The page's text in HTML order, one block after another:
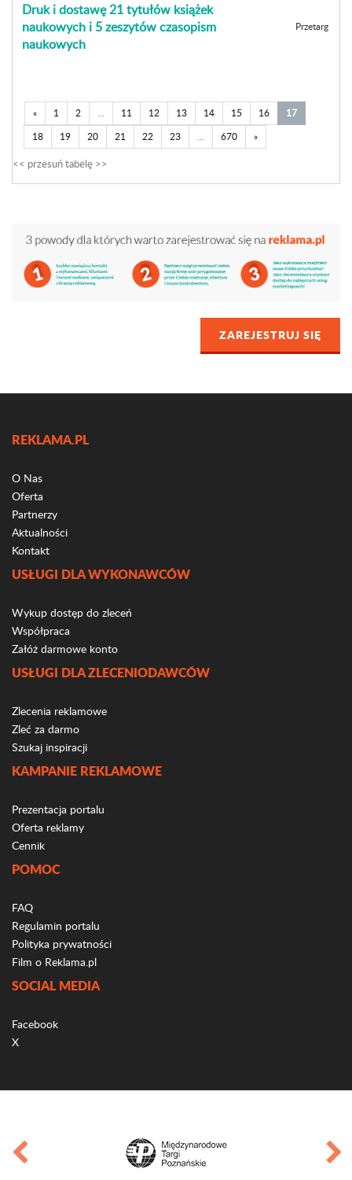
Druk i dostawę 21 tytułów książek
naukowych i 5 zeszytów czasopism
naukowych
Przetarg
« 1 2 ... 11 12 13 14 15 16
17
18
19 20 21 22 23 ... 670 »
ZAREJESTRUJ SIĘ
REKLAMA.PL
O Nas
Oferta
Partnerzy
Aktualności
Kontakt
USŁUGI DLA WYKONAWCÓW
Wykup dostęp do zleceń
Współpraca
Załóż darmowe konto
USŁUGI DLA ZLECENIODAWCÓW
Zlecenia reklamowe
Zleć za darmo
Szukaj inspiracji
KAMPANIE REKLAMOWE
Prezentacja portalu
Oferta reklamy
Cennik
POMOC
FAQ
Regulamin portalu
Polityka prywatności
Film o Reklama.pl
SOCIAL MEDIA
Facebook
X